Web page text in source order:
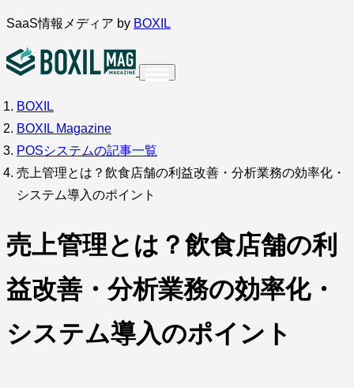
内
を
キ
ッ
プ
SaaS情報メディア by BOXIL
インタビュー
サービス比較 キーワードから探す
SaaS情報メディア by
BOXIL
BOXIL Magazine
POSシステムの記事一覧
売上管理とは？飲食店舗の利益改善・分析業務の効率化・
システム導入のポイント
売上管理とは？飲食店舗の利
益改善・分析業務の効率化・
システム導入のポイント